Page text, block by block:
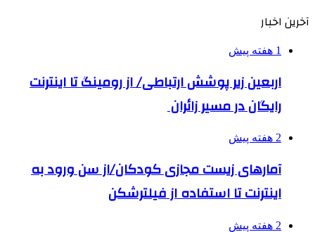
آخرین اخبار
1 هفته پیش
اربعین زیر پوشش ارتباطی/ از رومینگ تا اینترنت
رایگان در مسیر زائران
2 هفته پیش
آمارهای زیست مجازی کودکان/از سن ورود به
اینترنت تا استفاده از فیلترشکن
2 هفته پیش